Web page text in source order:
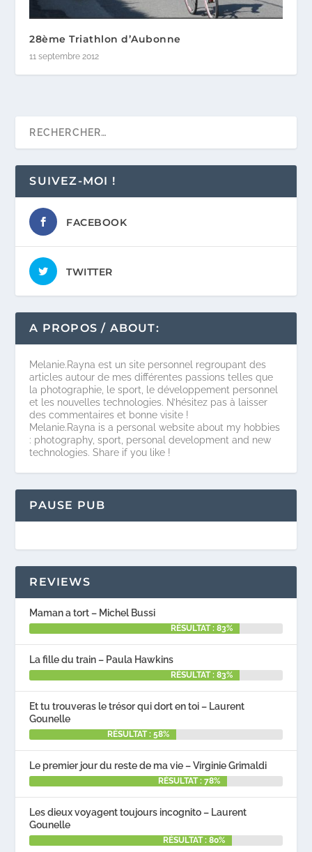
28ème Triathlon d’Aubonne
11 septembre 2012
SUIVEZ-MOI !
FACEBOOK
TWITTER
A PROPOS / ABOUT:
Melanie.Rayna est un site personnel regroupant des
articles autour de mes différentes passions telles que
la photographie, le sport, le développement personnel
et les nouvelles technologies. N’hésitez pas à laisser
des commentaires et bonne visite !
Melanie.Rayna is a personal website about my hobbies
: photography, sport, personal development and new
technologies. Share if you like !
PAUSE PUB
REVIEWS
Maman a tort – Michel Bussi
RÉSULTAT : 83%
La fille du train – Paula Hawkins
RÉSULTAT : 83%
Et tu trouveras le trésor qui dort en toi – Laurent
Gounelle
RÉSULTAT : 58%
Le premier jour du reste de ma vie – Virginie Grimaldi
RÉSULTAT : 78%
Les dieux voyagent toujours incognito – Laurent
Gounelle
RÉSULTAT : 80%